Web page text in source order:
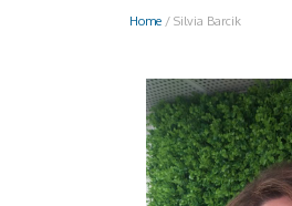
Todos
Home / Silvia Barcik